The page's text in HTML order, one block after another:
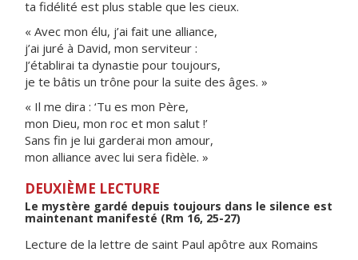
ta fidélité est plus stable que les cieux.
« Avec mon élu, j’ai fait une alliance,
j’ai juré à David, mon serviteur :
J’établirai ta dynastie pour toujours,
je te bâtis un trône pour la suite des âges. »
« Il me dira : ‘Tu es mon Père,
mon Dieu, mon roc et mon salut !’
Sans fin je lui garderai mon amour,
mon alliance avec lui sera fidèle. »
DEUXIÈME LECTURE
Le mystère gardé depuis toujours dans le silence est
maintenant manifesté (Rm 16, 25-27)
Lecture de la lettre de saint Paul apôtre aux Romains